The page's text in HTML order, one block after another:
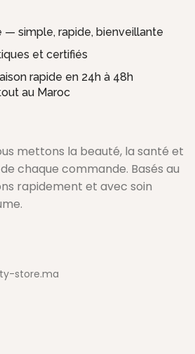
— simple, rapide, bienveillante
et certifiés
rapide en 24h à 48h
au Maroc
mettons la beauté, la santé et
chaque commande. Basés au
rapidement et avec soin
store.ma